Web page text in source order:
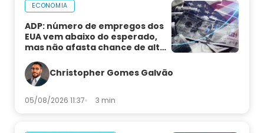
ECONOMIA
ADP: número de empregos dos
EUA vem abaixo do esperado,
mas não afasta chance de alta
Christopher Gomes Galvão
05/08/2026 11:37 3 min